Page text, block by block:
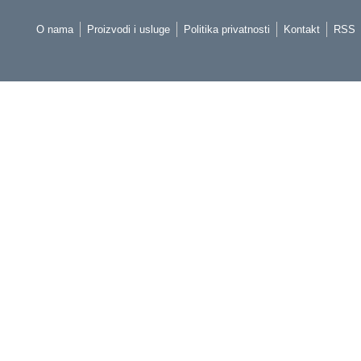
O nama Proizvodi i usluge Politika privatnosti Kontakt RSS